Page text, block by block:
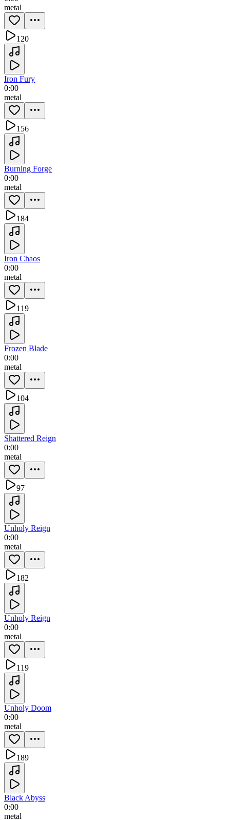
metal
120
Iron Fury
0:00
metal
156
Burning Forge
0:00
metal
184
Iron Chaos
0:00
metal
119
Frozen Blade
0:00
metal
104
Shattered Reign
0:00
metal
97
Unholy Reign
0:00
metal
182
Unholy Reign
0:00
metal
119
Unholy Doom
0:00
metal
189
Black Abyss
0:00
metal